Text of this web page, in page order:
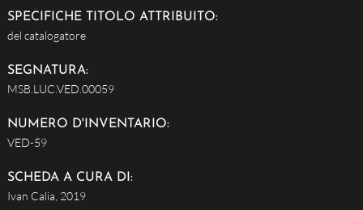
SPECIFICHE TITOLO ATTRIBUITO:
del catalogatore
SEGNATURA:
MSB.LUC.VED.00059
NUMERO D'INVENTARIO:
VED-59
SCHEDA A CURA DI:
Ivan Calia, 2019